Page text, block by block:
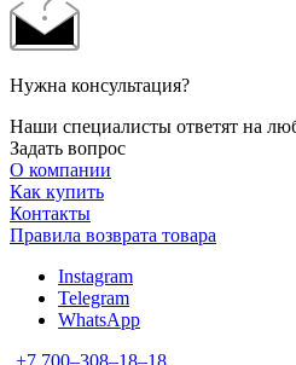
Нужна консультация?
Наши специалисты ответят на
Задать вопрос
О компании
Как купить
Контакты
Правила возврата товара
Instagram
Telegram
WhatsApp
+7 700‒308‒18‒18